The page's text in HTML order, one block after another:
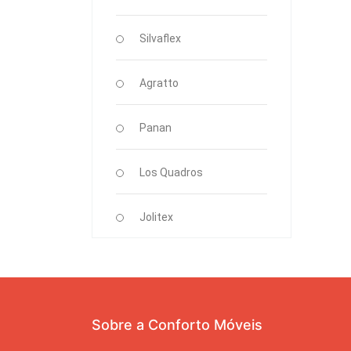
Silvaflex
Agratto
Panan
Los Quadros
Jolitex
Sobre a Conforto Móveis